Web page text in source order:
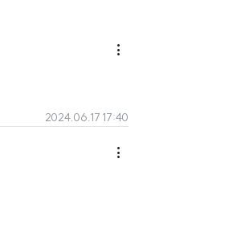

2024.06.17 17:40
